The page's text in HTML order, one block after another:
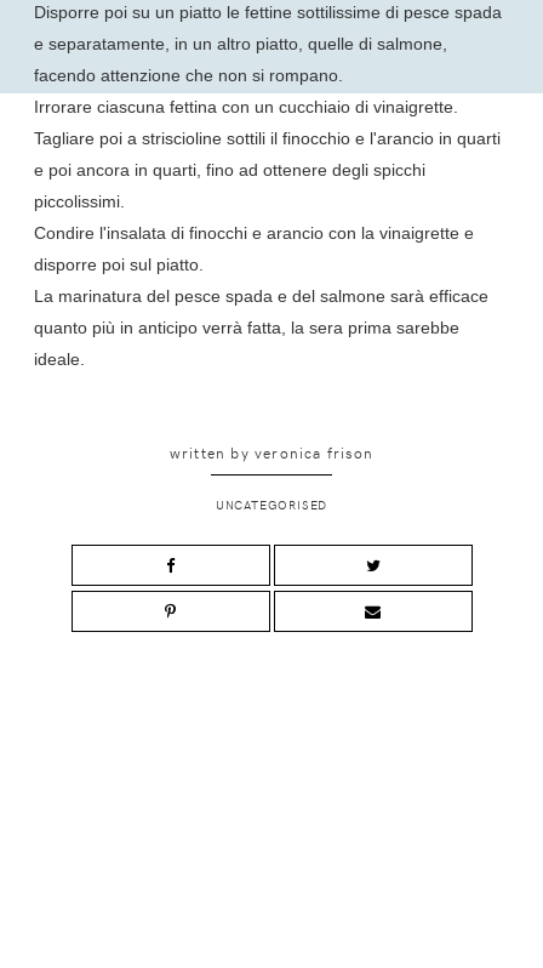
Disporre poi su un piatto le fettine sottilissime di pesce spada
e separatamente, in un altro piatto, quelle di salmone,
facendo attenzione che non si rompano.
Irrorare ciascuna fettina con un cucchiaio di vinaigrette.
Tagliare poi a striscioline sottili il finocchio e l'arancio in quarti
e poi ancora in quarti, fino ad ottenere degli spicchi
piccolissimi.
Condire l'insalata di finocchi e arancio con la vinaigrette e
disporre poi sul piatto.
La marinatura del pesce spada e del salmone sarà efficace
quanto più in anticipo verrà fatta, la sera prima sarebbe
ideale.
written byveronica frison
UNCATEGORISED